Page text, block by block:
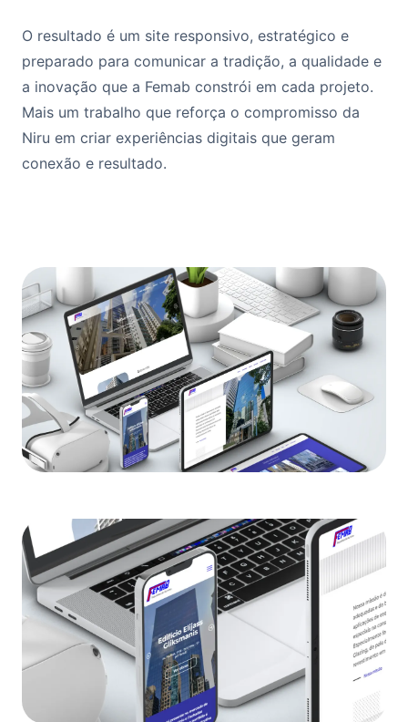
O resultado é um site responsivo, estratégico e
preparado para comunicar a tradição, a qualidade e
a inovação que a Femab constrói em cada projeto.
Mais um trabalho que reforça o compromisso da
Niru em criar experiências digitais que geram
conexão e resultado.